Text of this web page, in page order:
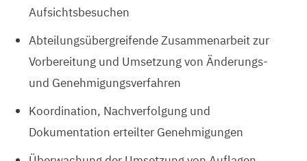
Aufsichtsbesuchen
Abteilungsübergreifende Zusammenarbeit zur
Vorbereitung und Umsetzung von Änderungs-
und Genehmigungsverfahren
Koordination, Nachverfolgung und
Dokumentation erteilter Genehmigungen